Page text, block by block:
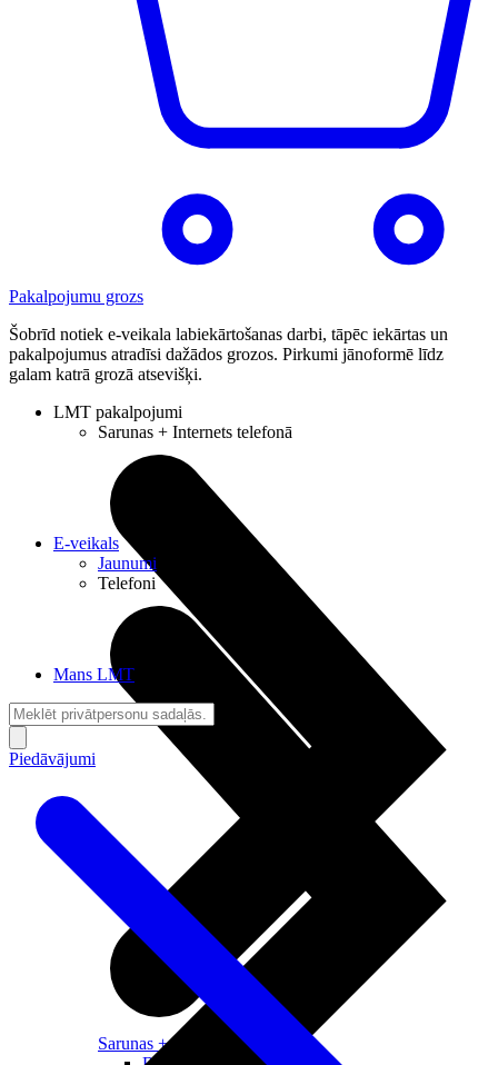
Pakalpojumu grozs
Šobrīd notiek e-veikala labiekārtošanas darbi, tāpēc iekārtas un
pakalpojumus atradīsi dažādos grozos. Pirkumi jānoformē līdz
galam katrā grozā atsevišķi.
LMT pakalpojumi
Sarunas + Internets telefonā
Sarunas + Internets
E-veikals
Jaunumi
Telefoni
Mans LMT
Piedāvājumi